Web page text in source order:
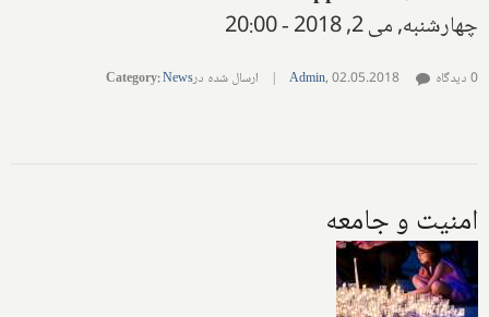
چهارشنبه, می 2, 2018 - 20:00
Admin,02.05.2018
| ارسال شده در Category:News 0 دیدگاه
امنیت و جامعه